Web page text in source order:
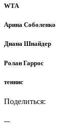
WTA
Арина Соболенко
Диана Шнайдер
Ролан Гаррос
теннис
Поделиться: